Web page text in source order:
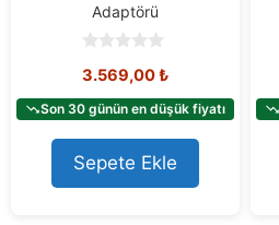
Adaptörü
o
t
o
f
5
3.569,00₺
Son 30 günün en düşük fiyatı
Sepete Ekle